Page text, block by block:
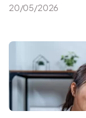
20/05/2026